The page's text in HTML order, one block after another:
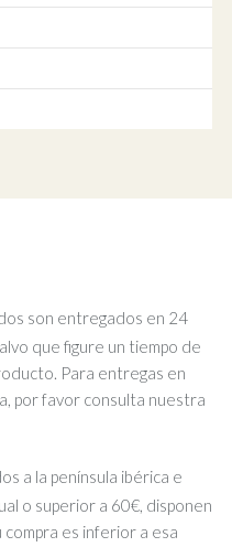
son entregados en 24
que figure un tiempo de
Para entregas en
por favor consulta nuestra
a la península ibérica e
o superior a 60€, disponen
es inferior a esa